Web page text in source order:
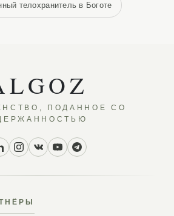
телохранитель в Боготе
ПОДАННОЕ СО